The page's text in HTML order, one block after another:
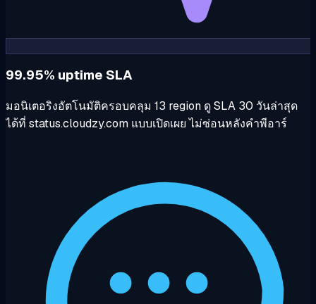
99.95% uptime SLA
มอนิเตอริงอัตโนมัติครอบคลุม 13 region ดู SLA 30 วันล่าสุด
ได้ที่ status.cloudzy.com แบบเปิดเผย ไม่ซ่อนหลังคำพีอาร์